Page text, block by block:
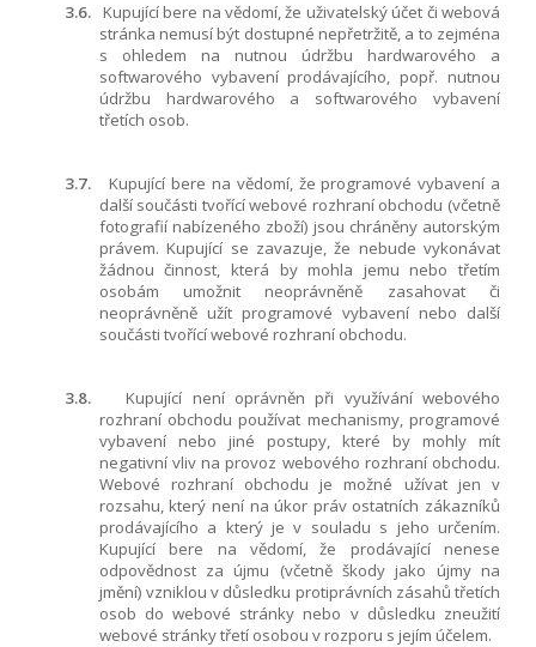
3.6. Kupující bere na vědomí, že uživatelský účet či webová
stránka nemusí být dostupné nepřetržitě, a to zejména
s ohledem na nutnou údržbu hardwarového a
softwarového vybavení prodávajícího, popř. nutnou
údržbu hardwarového a softwarového vybavení
třetích osob.
3.7.
Kupující bere na vědomí, že programové vybavení a
další součásti tvořící webové rozhraní obchodu (včetně
fotografií nabízeného zboží) jsou chráněny autorským
právem. Kupující se zavazuje, že nebude vykonávat
žádnou činnost, která by mohla jemu nebo třetím
osobám umožnit neoprávněně zasahovat či
neoprávněně užít programové vybavení nebo další
součásti tvořící webové rozhraní obchodu.
3.8.
Kupující není oprávněn při využívání webového
rozhraní obchodu používat mechanismy, programové
vybavení nebo jiné postupy, které by mohly mít
negativní vliv na provoz webového rozhraní obchodu.
Webové rozhraní obchodu je možné užívat jen v
rozsahu, který není na úkor práv ostatních zákazníků
prodávajícího a který je v souladu s jeho určením.
Kupující bere na vědomí, že prodávající nenese
odpovědnost za újmu (včetně škody jako újmy na
jmění) vzniklou v důsledku protiprávních zásahů třetích
osob do webové stránky nebo v důsledku zneužití
webové stránky třetí osobou v rozporu s jejím účelem.